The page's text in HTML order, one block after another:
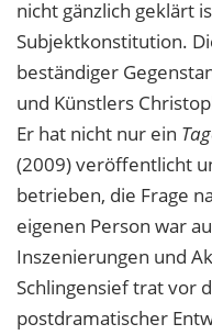
nicht gänzlich geklärt
Subjektkonstitution.
beständiger
und Künstlers
Er hat nicht nur ein
(2009) veröffentlicht
betrieben, die Frage
eigenen Person war
Inszenierungen und
Schlingensief trat vor
postdramatischer